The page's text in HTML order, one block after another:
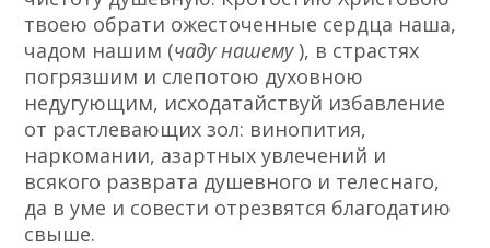
твоею обрати ожесточенные сердца наша,
чадом нашим (чаду нашему), в страстях
погрязшим и слепотою духовною
недугующим, исходатайствуй избавление
от растлевающих зол: винопития,
наркомании, азартных увлечений и
всякого разврата душевного и телеснаго,
да в уме и совести отрезвятся благодатию
свыше.